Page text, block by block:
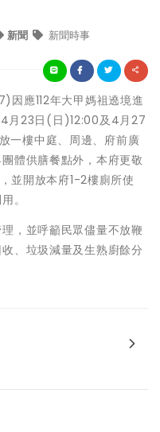
新聞 新聞時事
因應112年大甲媽祖遶境進
月23日(日)12:00及4月27
樓中庭、周邊、府前廣
體供膳餐點外，本府更敬
並開放本府1-2樓廁所使
。
，並呼籲民眾儘量不放鞭
、垃圾減量及生熟廚餘分